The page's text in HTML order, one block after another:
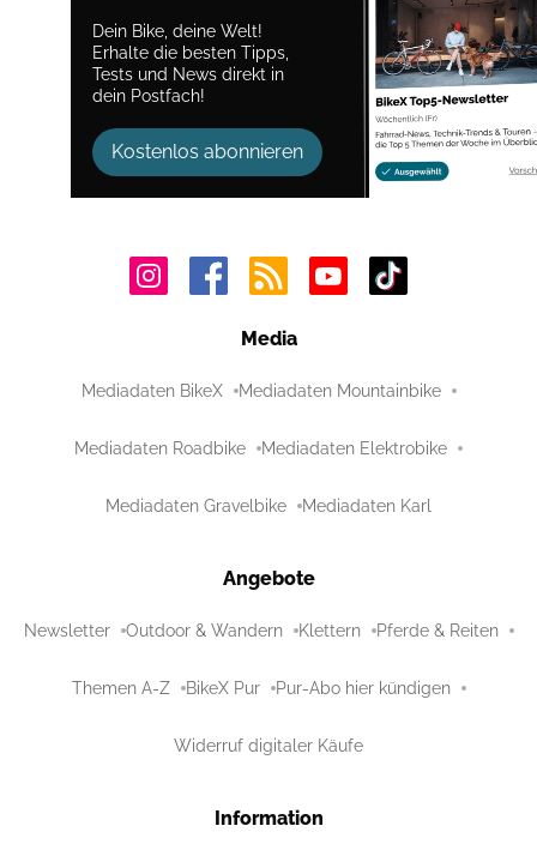
Dein Bike, deine Welt!
Erhalte die besten Tipps,
Tests und News direkt in
dein Postfach!
Kostenlos abonnieren
Media
Mediadaten BikeX Mediadaten Mountainbike
Mediadaten Roadbike Mediadaten Elektrobike
Mediadaten Gravelbike Mediadaten Karl
Angebote
Newsletter Outdoor & Wandern Klettern Pferde & Reiten
Themen A-Z BikeX Pur Pur-Abo hier kündigen
Widerruf digitaler Käufe
Information